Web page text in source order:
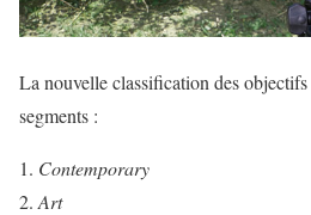
La nouvelle classification des objectifs
segments :
Contemporary
Art